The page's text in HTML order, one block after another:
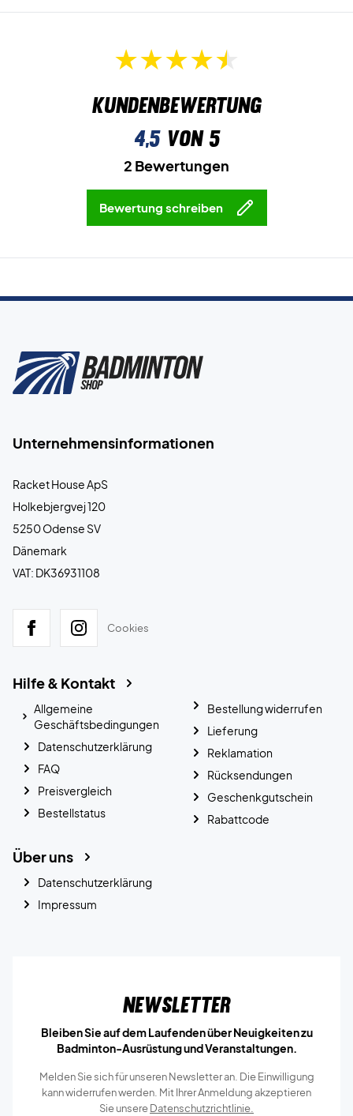
Kundenbewertung
4,5von 5
2 Bewertungen
Bewertung schreiben
Unternehmensinformationen
Racket House ApS
Holkebjergvej 120
5250 Odense SV
Dänemark
VAT: DK36931108
Cookies
Hilfe & Kontakt
Allgemeine
Geschäftsbedingungen
Datenschutzerklärung
FAQ
Preisvergleich
Bestellstatus
Bestellung widerrufen
Lieferung
Reklamation
Rücksendungen
Geschenkgutschein
Rabattcode
Über uns
Datenschutzerklärung
Impressum
Newsletter
Bleiben Sie auf dem Laufenden über Neuigkeiten zu
Badminton-Ausrüstung und Veranstaltungen.
Melden Sie sich für unseren Newsletter an. Die Einwilligung
kann widerrufen werden. Mit Ihrer Anmeldung akzeptieren
Sie unsereDatenschutzrichtlinie.